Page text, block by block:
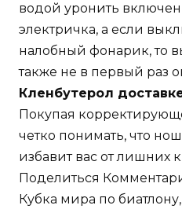
водой уронить
электричка, а если
налобный фонарик, то
также не в первый раз
Кленбутерол
Покупая
четко понимать, что
избавит вас от лишних
Поделиться
Кубка мира по